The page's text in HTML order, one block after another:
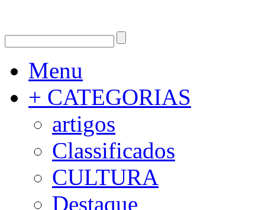
Menu
+ CATEGORIAS
artigos
Classificados
CULTURA
Destaque